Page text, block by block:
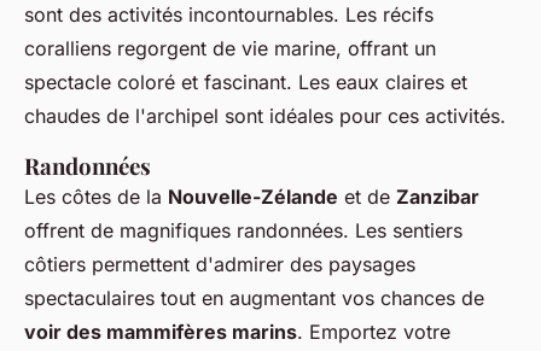
sont des activités incontournables. Les récifs
coralliens regorgent de vie marine, offrant un
spectacle coloré et fascinant. Les eaux claires et
chaudes de l'archipel sont idéales pour ces activités.
Randonnées
Les côtes de la Nouvelle-Zélande et de Zanzibar
offrent de magnifiques randonnées. Les sentiers
côtiers permettent d'admirer des paysages
spectaculaires tout en augmentant vos chances de
voir des mammifères marins. Emportez votre